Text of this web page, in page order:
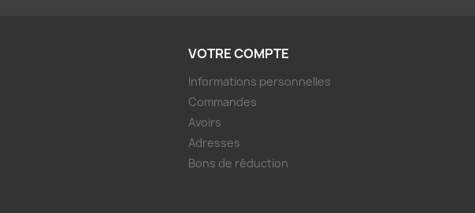
VOTRE COMPTE
Informations personnelles
Commandes
Avoirs
Adresses
Bons de réduction